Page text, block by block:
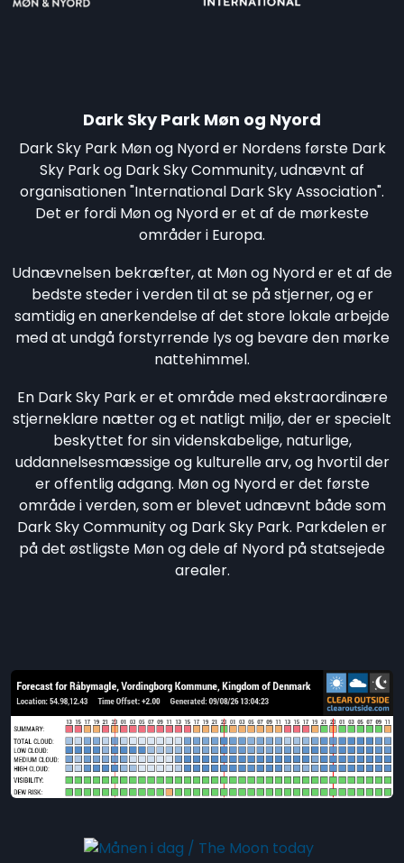
Dark Sky Park Møn og Nyord
Dark Sky Park Møn og Nyord er Nordens første Dark
Sky Park og Dark Sky Community, udnævnt af
organisationen "International Dark Sky Association".
Det er fordi Møn og Nyord er et af de mørkeste
områder i Europa.
Udnævnelsen bekræfter, at Møn og Nyord er et af de
bedste steder i verden til at se på stjerner, og er
samtidig en anerkendelse af det store lokale arbejde
med at undgå forstyrrende lys og bevare den mørke
nattehimmel.
En Dark Sky Park er et område med ekstraordinære
stjerneklare nætter og et natligt miljø, der er specielt
beskyttet for sin videnskabelige, naturlige,
uddannelsesmæssige og kulturelle arv, og hvortil der
er offentlig adgang. Møn og Nyord er det første
område i verden, som er blevet udnævnt både som
Dark Sky Community og Dark Sky Park. Parkdelen er
på det østligste Møn og dele af Nyord på statsejede
arealer.